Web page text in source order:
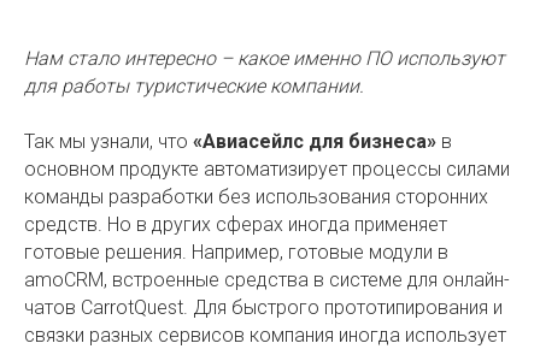
Нам стало интересно – какое именно ПО используют
для работы туристические компании.
Так мы узнали, что «Авиасейлс для бизнеса» в
основном продукте автоматизирует процессы силами
команды разработки без использования сторонних
средств. Но в других сферах иногда применяет
готовые решения. Например, готовые модули в
amoCRM, встроенные средства в системе для онлайн-
чатов CarrotQuest. Для быстрого прототипирования и
связки разных сервисов компания иногда использует